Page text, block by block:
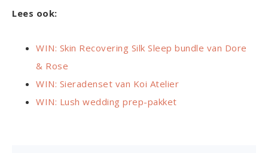
Lees ook:
WIN: Skin Recovering Silk Sleep bundle van Dore
& Rose
WIN: Sieradenset van Koi Atelier
WIN: Lush wedding prep-pakket